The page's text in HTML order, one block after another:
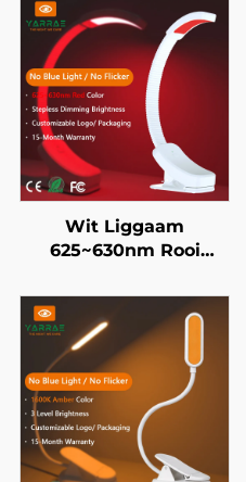
Wit Liggaam
625~630nm Rooi
Verdimer Outomatiese
Helderkheid Geheue
800mAh Battery 60U
Loop Tyd 1-Uur Vinnige
Laai